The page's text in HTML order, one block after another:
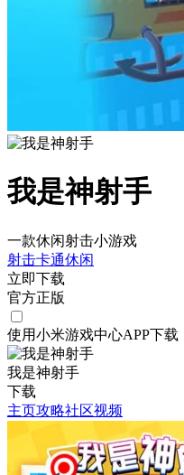
我是神射手
一款休闲射击小游戏
射击卡通休闲
立即下载
官方正版
使用小米游戏中心APP下载
我是神射手
下载
主页攻略社区视频